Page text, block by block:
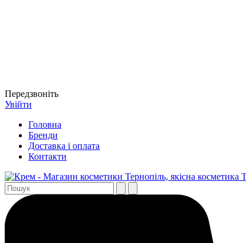
Передзвоніть
Увійти
Головна
Бренди
Доставка і оплата
Контакти